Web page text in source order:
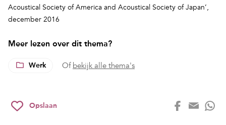
Acoustical Society of America and Acoustical Society of Japan’,
december 2016
Meer lezen over dit thema?
Werk Of bekijk alle thema's
Opslaan